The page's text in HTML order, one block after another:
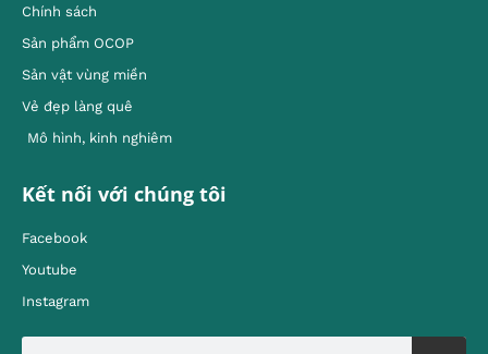
Chính sách
Sản phẩm OCOP
Sản vật vùng miền
Vẻ đẹp làng quê
Mô hình, kinh nghiêm
Kết nối với chúng tôi
Facebook
Youtube
Instagram